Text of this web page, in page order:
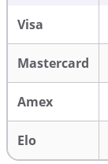
Visa
Mastercard
Amex
Elo